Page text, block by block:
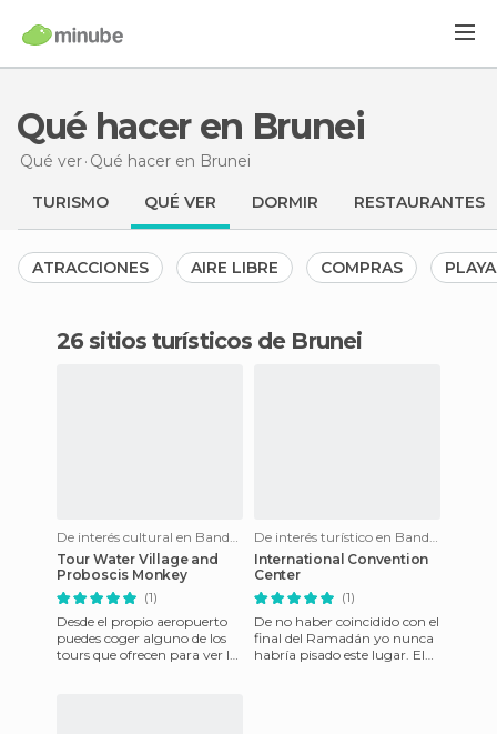
Qué hacer en Brunei
Qué ver Qué hacer en Brunei
TURISMO QUÉ VER DORMIR RESTAURANTES
ATRACCIONES AIRE LIBRE COMPRAS
26 sitios turísticos de Brunei
De interés cultural en Bandar Seri Begawan
Tour Water Village and
Proboscis Monkey
(1)
Desde el propio aeropuerto
puedes coger alguno de los
tours que ofrecen para ver la
De interés turístico en Bandar Seri Begawan
International Convention
Center
(1)
De no haber coincidido con el
final del Ramadán yo nunca
habría pisado este lugar. El